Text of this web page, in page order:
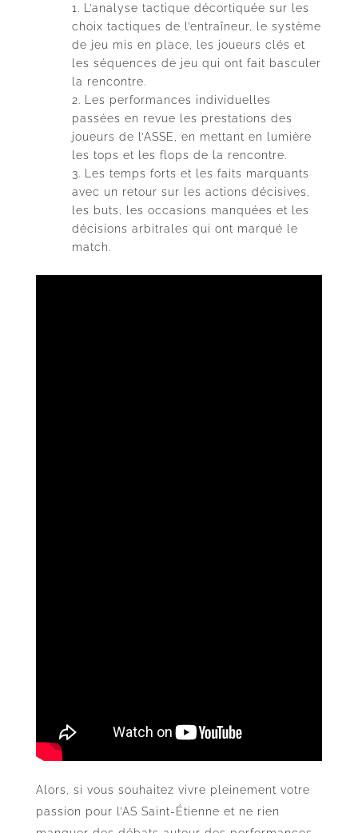
L’analyse tactique décortiquée sur les
choix tactiques de l’entraîneur, le système
de jeu mis en place, les joueurs clés et
les séquences de jeu qui ont fait basculer
la rencontre.
Les performances individuelles
passées en revue les prestations des
joueurs de l’ASSE, en mettant en lumière
les tops et les flops de la rencontre.
Les temps forts et les faits marquants
avec un retour sur les actions décisives,
les buts, les occasions manquées et les
décisions arbitrales qui ont marqué le
match.
Alors, si vous souhaitez vivre pleinement votre
passion pour l’AS Saint-Étienne et ne rien